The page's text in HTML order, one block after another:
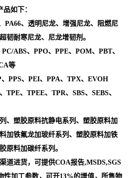
如下：
PA66、透明尼龙、增强尼龙、阻燃尼
韧耐寒尼龙、尼龙增韧剂。
ABS、PPO、PPE、POM、PBT、
等
PPS、PEI、PPA、TPX、EVOH
TPE、TPEE、TPR、SBS、SEBS、
、塑胶原料抗静电系列、塑胶原料加
加铁氟龙加玻纤系列、塑胶原料加铁
原料加碳纤系列。
道进货，可提供COA报告,MSDS,SGS
性加工参数，可开13%的增值，所售物